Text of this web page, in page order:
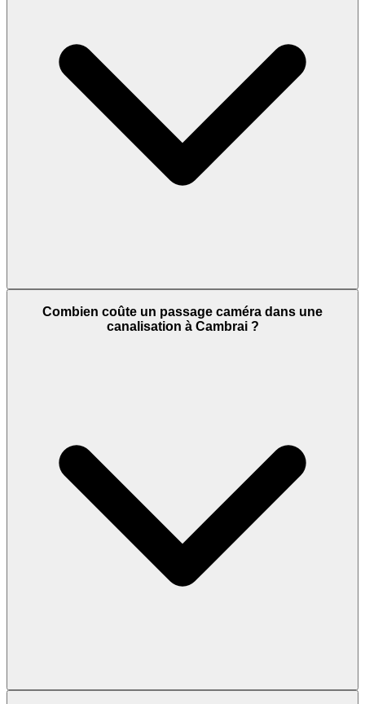
Combien coûte un passage caméra dans une
canalisation à Cambrai ?